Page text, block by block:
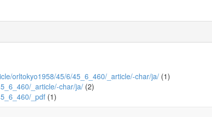
orltokyo1958/45/6/45_6_460/_article/-char/ja/ (1)
_article/-char/ja/ (2)
_pdf (1)